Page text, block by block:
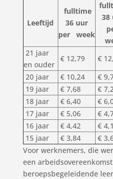
Leeftijd
fulltime
36 uur
per week
38
21 jaar
en ouder
€ 12,79 €
20 jaar
€ 10,24 €
19 jaar
€ 7,68 €
18 jaar
€ 6,40 €
17 jaar
€ 5,06 €
16 jaar
€ 4,42 €
15 jaar
€ 3,84 €
Voor werknemers, die
een
beroepsbegeleidende